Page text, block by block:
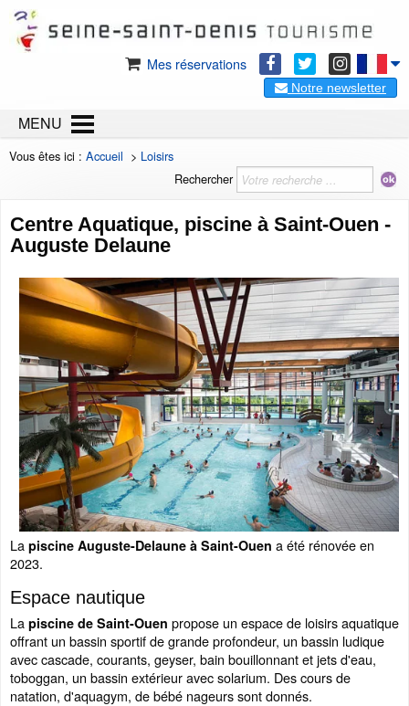
Mes réservations
Notre newsletter
MENU
Vous êtes ici : Accueil > Loisirs
Rechercher
Centre Aquatique, piscine à Saint-Ouen -
Auguste Delaune
La piscine Auguste-Delaune à Saint-Ouen a été rénovée en
2023.
Espace nautique
La piscine de Saint-Ouen propose un espace de loisirs aquatique
offrant un bassin sportif de grande profondeur, un bassin ludique
avec cascade, courants, geyser, bain bouillonnant et jets d'eau,
toboggan, un bassin extérieur avec solarium. Des cours de
natation, d'aquagym, de bébé nageurs sont donnés.